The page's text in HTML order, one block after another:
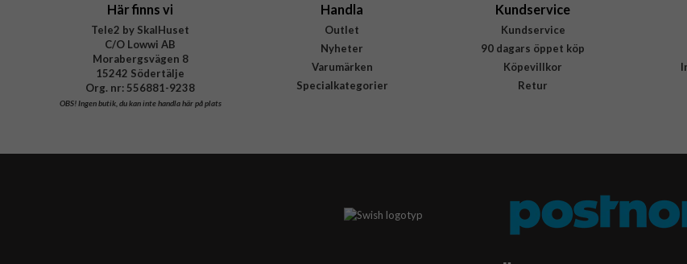
Här finns vi
Tele2 by SkalHuset
C/O Lowwi AB
Morabergsvägen 8
15242 Södertälje
Org. nr: 556881-9238
OBS!Ingen butik, du kan inte handla här på plats
Handla
Outlet
Nyheter
Varumärken
Specialkategorier
Kundservice
Kundservice
90 dagars öppet köp
Köpevillkor
Retur